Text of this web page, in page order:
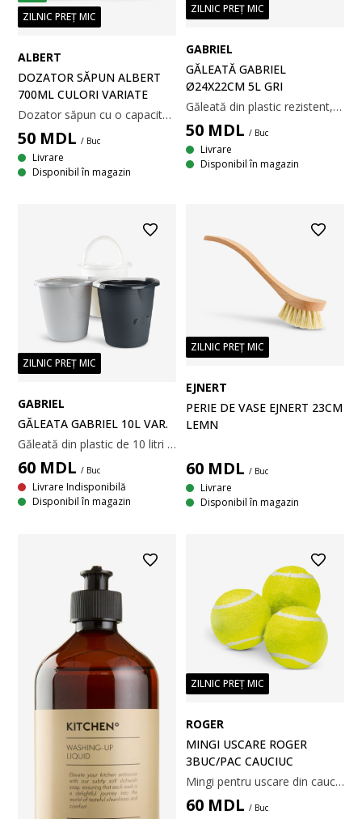
ZILNIC PREȚ MIC
ALBERT
DOZATOR SĂPUN ALBERT
700ML CULORI VARIATE
Dozator săpun cu o capacitate mare de 700 ml, potrivit pentru detergent de vase sau săpun de mâini în bucătărie și baie. Acest articol se vinde individual și este disponibil în culori asortate. l6 x L9 x H22 cm
50 MDL / Buc
Livrare
Disponibil în magazin
ZILNIC PREȚ MIC
GABRIEL
GĂLEATĂ GABRIEL
Ø24X22CM 5L GRI
Găleată din plastic rezistent, cu o capacitate de 5 litri. Are un mâner practic pentru transport și este potrivită pentru diverse sarcini casnice și de curățenie. Ø24 x H22 cm
50 MDL / Buc
Livrare
Disponibil în magazin
ZILNIC PREȚ MIC
GABRIEL
GĂLEATA GABRIEL 10L VAR.
Găleată din plastic de 10 litri cu mâner. Potrivită pentru sarcini versatile în gospodărie, cum ar fi spălarea podelelor sau depozitarea materialelor de curățenie. Disponibilă în culori variate. 29x29x28 cm
60 MDL / Buc
Livrare Indisponibilă
Disponibil în magazin
ZILNIC PREȚ MIC
EJNERT
PERIE DE VASE EJNERT 23CM
LEMN
60 MDL / Buc
Livrare
Disponibil în magazin
ZILNIC PREȚ MIC
ROGER
MINGI USCARE ROGER
3BUC/PAC CAUCIUC
Mingi pentru uscare din cauciuc într-o culoare galbenă, clară și vibrantă. Ele ajută la prevenirea aglomerării hainelor în uscător, reducând astfel timpul de uscare și apariția cutelor. Pachet de 3. Ø6 cm
60 MDL / Buc